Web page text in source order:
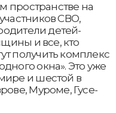
пространстве на
СВО,
детей-
и все, кто
получить комплекс
окна». Это уже
и шестой в
Муроме, Гусе-